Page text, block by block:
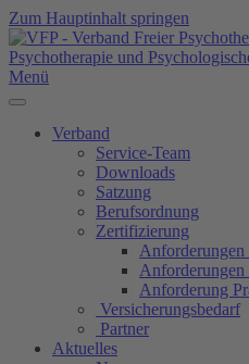
Zum Hauptinhalt springen
Menü
Verband
Service-Team
Downloads
Satzung
Berufsordnung
Zertifizierung
Anforderungen
Anforderungen
Anforderung
Versicherungsbedarf
Partner
Aktuelles